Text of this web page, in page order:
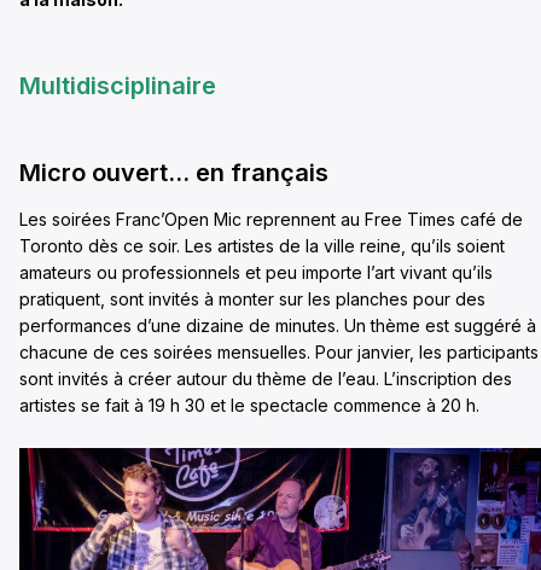
Multidisciplinaire
Micro ouvert… en français
Les soirées Franc’Open Mic reprennent au Free Times café de
Toronto dès ce soir. Les artistes de la ville reine, qu’ils soient
amateurs ou professionnels et peu importe l’art vivant qu’ils
pratiquent, sont invités à monter sur les planches pour des
performances d’une dizaine de minutes. Un thème est suggéré à
chacune de ces soirées mensuelles. Pour janvier, les participants
sont invités à créer autour du thème de l’eau. L’inscription des
artistes se fait à 19 h 30 et le spectacle commence à 20 h.